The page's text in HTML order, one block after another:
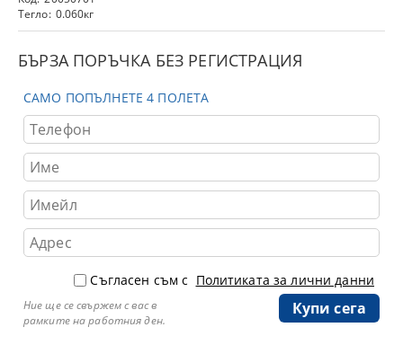
Тегло: 0.060кг
БЪРЗА ПОРЪЧКА БЕЗ РЕГИСТРАЦИЯ
САМО ПОПЪЛНЕТЕ 4 ПОЛЕТА
Съгласен съм с Политиката за лични данни
Ние ще се свържем с вас в
рамките на работния ден.